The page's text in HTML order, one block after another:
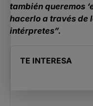
también queremos
hacerlo a través de
intérpretes”.
TE INTERESA